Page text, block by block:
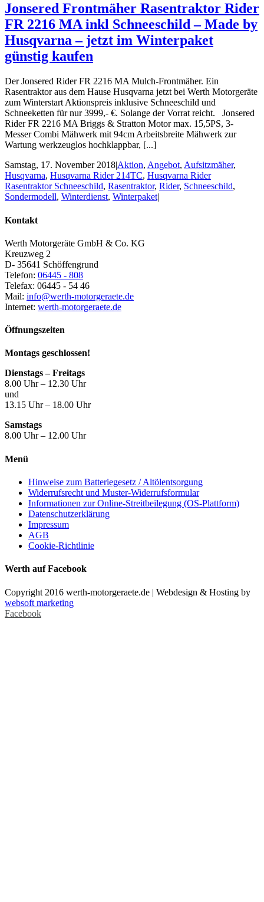
Jonsered Frontmäher Rasentraktor Rider
FR 2216 MA inkl Schneeschild – Made by
Husqvarna – jetzt im Winterpaket
günstig kaufen
Der Jonsered Rider FR 2216 MA Mulch-Frontmäher. Ein
Rasentraktor aus dem Hause Husqvarna jetzt bei Werth Motorgeräte
zum Winterstart Aktionspreis inklusive Schneeschild und
Schneeketten für nur 3999,- €. Solange der Vorrat reicht. Jonsered
Rider FR 2216 MA Briggs & Stratton Motor max. 15,5PS, 3-
Messer Combi Mähwerk mit 94cm Arbeitsbreite Mähwerk zur
Wartung werkzeuglos hochklappbar, [...]
Samstag, 17. November 2018|Aktion, Angebot, Aufsitzmäher,
Husqvarna, Husqvarna Rider 214TC, Husqvarna Rider
Rasentraktor Schneeschild, Rasentraktor, Rider, Schneeschild,
Sondermodell, Winterdienst, Winterpaket|
Kontakt
Werth Motorgeräte GmbH & Co. KG
Kreuzweg 2
D- 35641 Schöffengrund
Telefon: 06445 - 808
Telefax: 06445 - 54 46
Mail: info@werth-motorgeraete.de
Internet: werth-motorgeraete.de
Öffnungszeiten
Montags geschlossen!
Dienstags – Freitags
8.00 Uhr – 12.30 Uhr
und
13.15 Uhr – 18.00 Uhr
Samstags
8.00 Uhr – 12.00 Uhr
Menü
Hinweise zum Batteriegesetz / Altölentsorgung
Widerrufsrecht und Muster-Widerrufsformular
Informationen zur Online-Streitbeilegung (OS-Plattform)
Datenschutzerklärung
Impressum
AGB
Cookie-Richtlinie
Werth auf Facebook
Copyright 2016 werth-motorgeraete.de | Webdesign & Hosting by
websoft marketing
Facebook